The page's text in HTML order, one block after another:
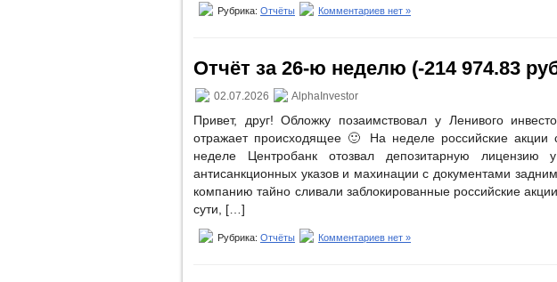
Рубрика: Отчёты Комментариев нет »
Отчёт за 26-ю неделю (-214 974.83
02.07.2026 AlphaInvestor
Привет, друг! Обложку позаимствовал у Ленивого
отражает происходящее 🙂 На неделе российские
неделе Центробанк отозвал депозитарную
антисанкционных указов и махинации с документами
компанию тайно сливали заблокированные российские
сути, […]
Рубрика: Отчёты Комментариев нет »